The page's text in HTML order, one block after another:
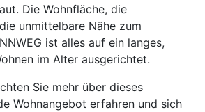
Die Wohnfläche, die
unmittelbare Nähe zum
ist alles auf ein langes,
im Alter ausgerichtet.
Sie mehr über dieses
Wohnangebot erfahren und sich